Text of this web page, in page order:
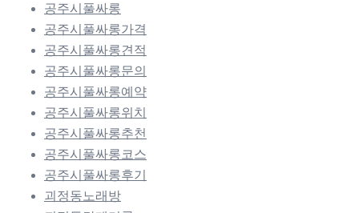
공주시풀싸롱
공주시풀싸롱가격
공주시풀싸롱견적
공주시풀싸롱문의
공주시풀싸롱예약
공주시풀싸롱위치
공주시풀싸롱추천
공주시풀싸롱코스
공주시풀싸롱후기
괴정동노래방